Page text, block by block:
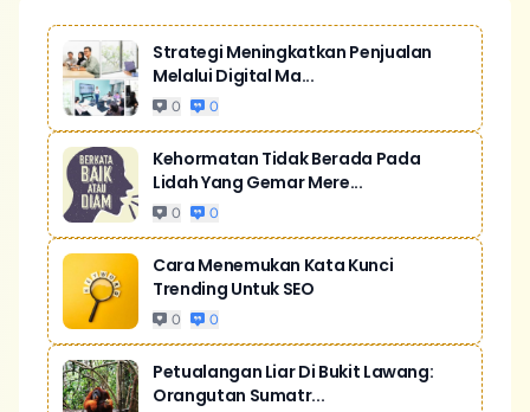
Strategi Meningkatkan Penjualan
Melalui Digital Ma...
0 0
Kehormatan Tidak Berada Pada
Lidah Yang Gemar Mere...
0 0
Cara Menemukan Kata Kunci
Trending Untuk SEO
0 0
Petualangan Liar Di Bukit Lawang:
Orangutan Sumatr...